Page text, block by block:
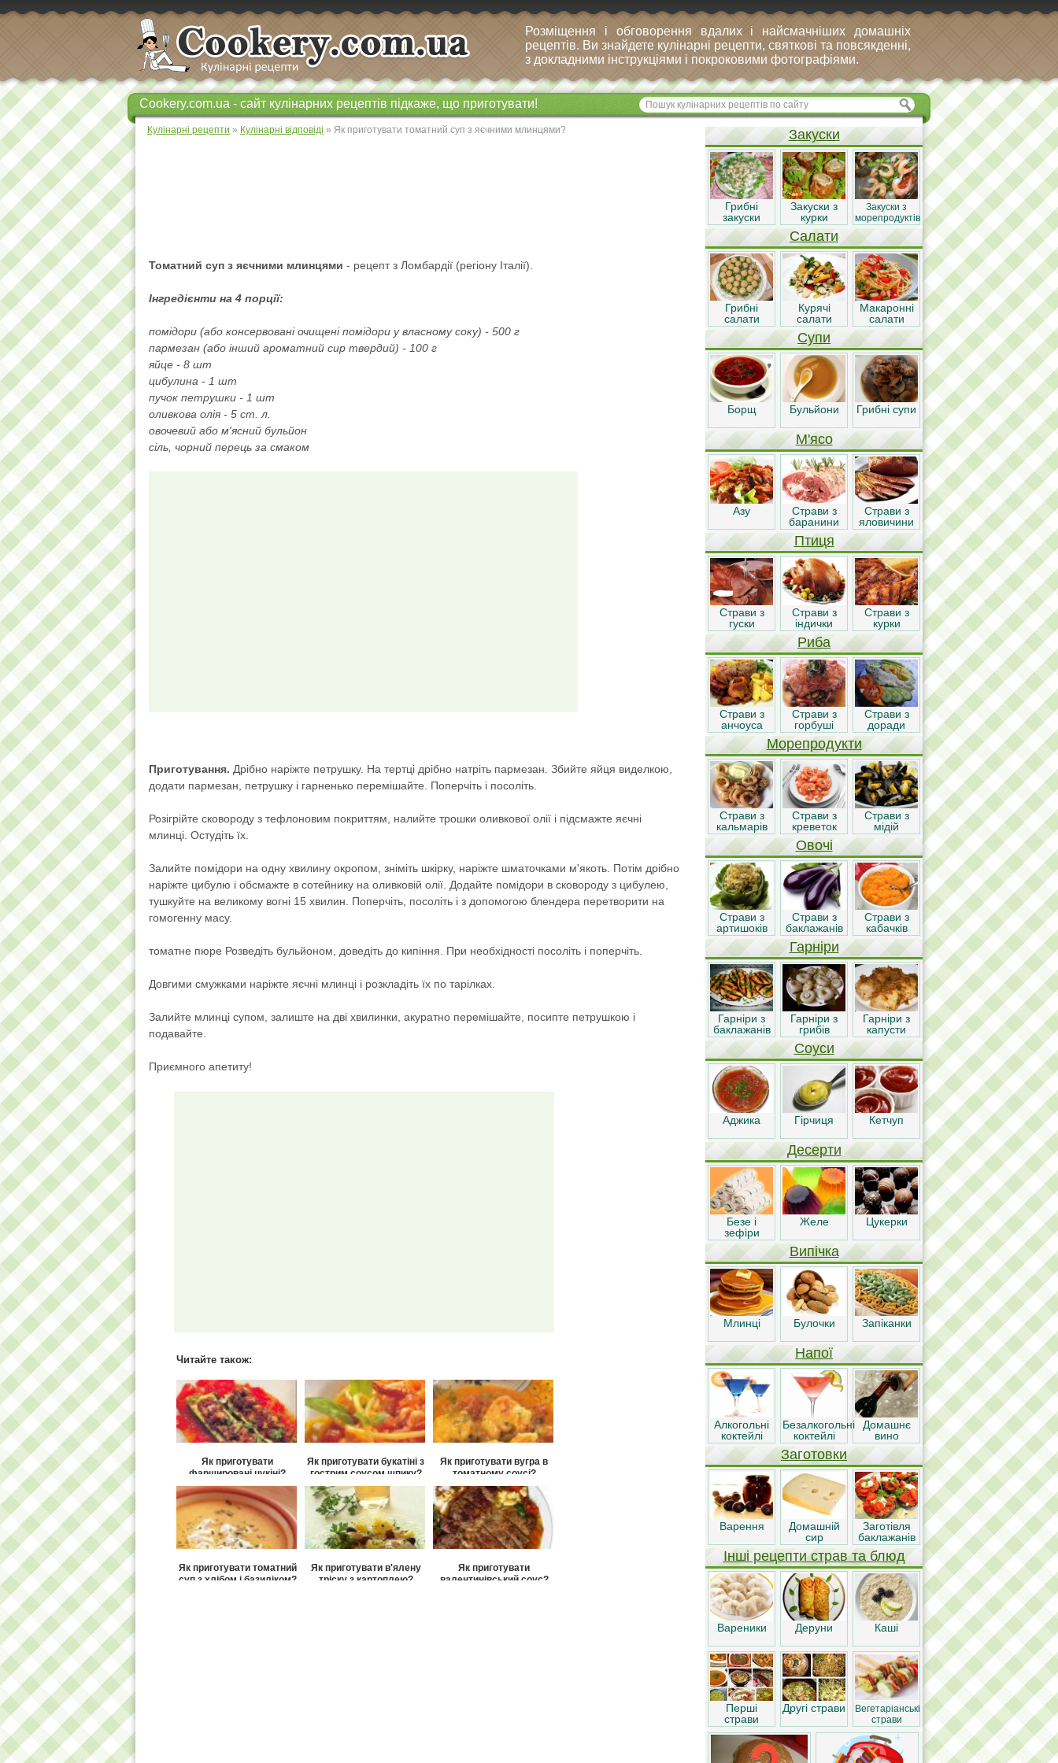
Розміщення і обговорення вдалих і найсмачніших домашніх
рецептів. Ви знайдете кулінарні рецепти, святкові та повсякденні,
з докладними інструкціями і покроковими фотографіями.
Cookery.com.ua - сайт кулінарних рецептів підкаже, що приготувати!
Кулінарні рецепти » Кулінарні відповіді » Як приготувати томатний суп з яєчними млинцями?
Томатний суп з яєчними млинцями - рецепт з Ломбардії (регіону Італії).
Інгредієнти на 4 порції:
помідори (або консервовані очищені помідори у власному соку) - 500 г
пармезан (або інший ароматний сир твердий) - 100 г
яйце - 8 шт
цибулина - 1 шт
пучок петрушки - 1 шт
оливкова олія - 5 ст. л.
овочевий або м'ясний бульйон
сіль, чорний перець за смаком
Приготування. Дрібно наріжте петрушку. На тертці дрібно натріть пармезан. Збийте яйця виделкою,
додати пармезан, петрушку і гарненько перемішайте. Поперчіть і посоліть.
Розігрійте сковороду з тефлоновим покриттям, налийте трошки оливкової олії і підсмажте яєчні
млинці. Остудіть їх.
Залийте помідори на одну хвилину окропом, зніміть шкірку, наріжте шматочками м'якоть. Потім дрібно
наріжте цибулю і обсмажте в сотейнику на оливковій олії. Додайте помідори в сковороду з цибулею,
тушкуйте на великому вогні 15 хвилин. Поперчіть, посоліть і з допомогою блендера перетворити на
гомогенну масу.
томатне пюре Розведіть бульйоном, доведіть до кипіння. При необхідності посоліть і поперчіть.
Довгими смужками наріжте яєчні млинці і розкладіть їх по тарілках.
Залийте млинці супом, залиште на дві хвилинки, акуратно перемішайте, посипте петрушкою і
подавайте.
Приємного апетиту!
Читайте також:
Як приготувати
фаршировані цукіні?
Як приготувати букатіні з
гострим соусом шпику?
Як приготувати вугра в
томатному соусі?
Як приготувати томатний
суп з хлібом і базиліком?
Як приготувати в'ялену
тріску з картоплею?
Як приготувати
валентинівський соус?
Закуски
Грибні
закуски
Закуски з
курки
Закуски з
морепродуктів
Салати
Грибні
салати
Курячі
салати
Макаронні
салати
Супи
Борщ Бульйони Грибні супи
М'ясо
Азу
Страви з
баранини
Страви з
яловичини
Птиця
Страви з
гуски
Страви з
індички
Страви з
курки
Риба
Страви з
анчоуса
Страви з
горбуші
Страви з
доради
Морепродукти
Страви з
кальмарів
Страви з
креветок
Страви з
мідій
Овочі
Страви з
артишоків
Страви з
баклажанів
Страви з
кабачків
Гарніри
Гарніри з
баклажанів
Гарніри з
грибів
Гарніри з
капусти
Соуси
Аджика Гірчиця Кетчуп
Десерти
Безе і
зефіри
Желе Цукерки
Випічка
Млинці Булочки Запіканки
Напої
Алкогольні
коктейлі
Безалкогольні
коктейлі
Домашнє
вино
Заготовки
Варення
Домашній
сир
Заготівля
баклажанів
Інші рецепти страв та блюд
Вареники Деруни Каші
Перші
страви
Другі страви
Вегетаріанські
страви